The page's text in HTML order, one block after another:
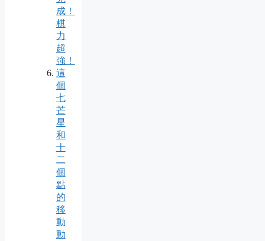
成！
棋
力
超
強！
這
個
七
芒
星
和
十
二
個
點
的
移
動
動